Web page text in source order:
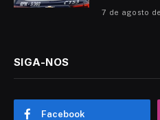
7 de agosto
SIGA-NOS
Facebook